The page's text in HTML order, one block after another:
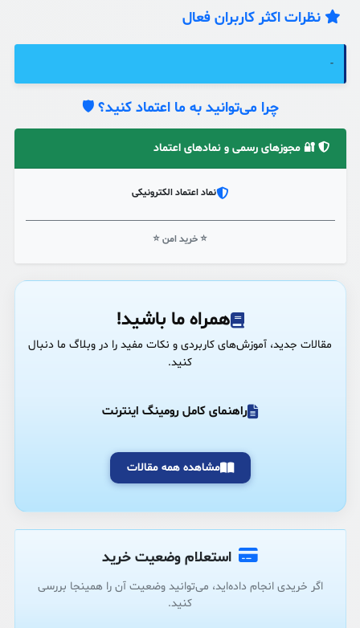
نظرات اکثر کاربران فعال
-
چرا می‌توانید به ما اعتماد کنید؟ 🛡️
🔐 مجوزهای رسمی و نمادهای اعتماد
نماد اعتماد الکترونیکی
⭐ خرید امن ⭐
همراه ما باشید!
مقالات جدید، آموزش‌های کاربردی و نکات مفید را در وبلاگ ما دنبال
کنید.
راهنمای کامل رومینگ اینترنت
مشاهده همه مقالات
استعلام وضعیت خرید
اگر خریدی انجام داده‌اید، می‌توانید وضعیت آن را همینجا بررسی
کنید.